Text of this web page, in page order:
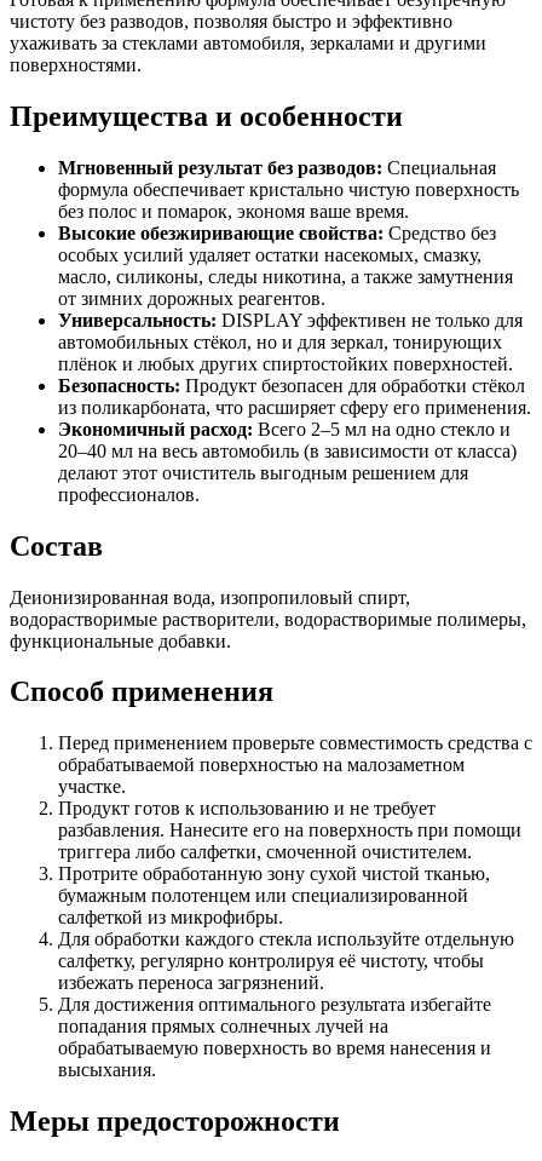
чистоту без разводов, позволяя быстро и эффективно
ухаживать за стеклами автомобиля, зеркалами и другими
поверхностями.
Преимущества и особенности
Мгновенный результат без разводов: Специальная
формула обеспечивает кристально чистую поверхность
без полос и помарок, экономя ваше время.
Высокие обезжиривающие свойства: Средство без
особых усилий удаляет остатки насекомых, смазку,
масло, силиконы, следы никотина, а также замутнения
от зимних дорожных реагентов.
Универсальность: DISPLAY эффективен не только для
автомобильных стёкол, но и для зеркал, тонирующих
плёнок и любых других спиртостойких поверхностей.
Безопасность: Продукт безопасен для обработки стёкол
из поликарбоната, что расширяет сферу его применения.
Экономичный расход: Всего 2–5 мл на одно стекло и
20–40 мл на весь автомобиль (в зависимости от класса)
делают этот очиститель выгодным решением для
профессионалов.
Состав
Деионизированная вода, изопропиловый спирт,
водорастворимые растворители, водорастворимые полимеры,
функциональные добавки.
Способ применения
Перед применением проверьте совместимость средства с
обрабатываемой поверхностью на малозаметном
участке.
Продукт готов к использованию и не требует
разбавления. Нанесите его на поверхность при помощи
триггера либо салфетки, смоченной очистителем.
Протрите обработанную зону сухой чистой тканью,
бумажным полотенцем или специализированной
салфеткой из микрофибры.
Для обработки каждого стекла используйте отдельную
салфетку, регулярно контролируя её чистоту, чтобы
избежать переноса загрязнений.
Для достижения оптимального результата избегайте
попадания прямых солнечных лучей на
обрабатываемую поверхность во время нанесения и
высыхания.
Меры предосторожности